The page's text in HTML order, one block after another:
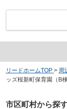
リードホームTOP > 周
ッズ桜新町保育園（B棟
市区町村から探